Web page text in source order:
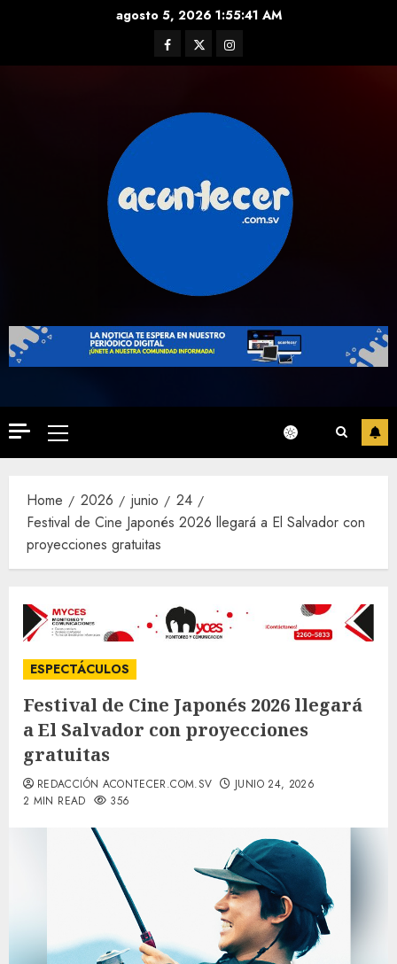
agosto 5, 2026 1:55:42 AM
Facebook
TwitterInstagram
Primary
Menu
Home 2026 junio
24
Festival de Cine Japonés 2026 llegará a El Salvador con
proyecciones gratuitas
ESPECTÁCULOS
Festival de Cine Japonés 2026 llegará
a El Salvador con proyecciones
gratuitas
REDACCIÓN ACONTECER.COM.SV
JUNIO 24, 2026
2 MIN READ
356